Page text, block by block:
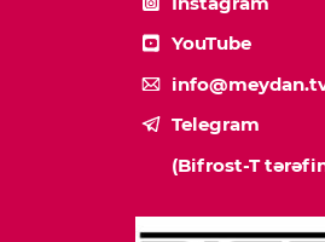
YouTube
Telegram
(Bifrost-T